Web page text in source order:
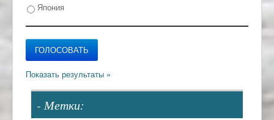
Япония
- Метки: